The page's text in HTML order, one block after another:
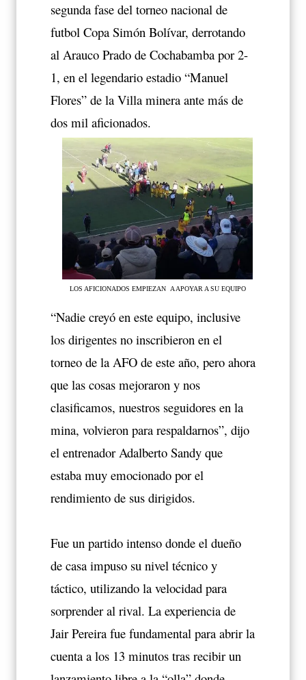
segunda fase del torneo nacional de
futbol Copa Simón Bolívar, derrotando
al Arauco Prado de Cochabamba por 2-
1, en el legendario estadio “Manuel
Flores” de la Villa minera ante más de
dos mil aficionados.
LOS AFICIONADOS EMPIEZAN A APOYAR A SU EQUIPO
“Nadie creyó en este equipo, inclusive
los dirigentes no inscribieron en el
torneo de la AFO de este año, pero ahora
que las cosas mejoraron y nos
clasificamos, nuestros seguidores en la
mina, volvieron para respaldarnos”, dijo
el entrenador Adalberto Sandy que
estaba muy emocionado por el
rendimiento de sus dirigidos.
Fue un partido intenso donde el dueño
de casa impuso su nivel técnico y
táctico, utilizando la velocidad para
sorprender al rival. La experiencia de
Jair Pereira fue fundamental para abrir la
cuenta a los 13 minutos tras recibir un